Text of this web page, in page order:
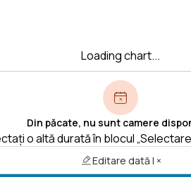
Loading chart...
Din păcate, nu sunt camere
o altă durată în blocul „Selectare
Editare dată | ×